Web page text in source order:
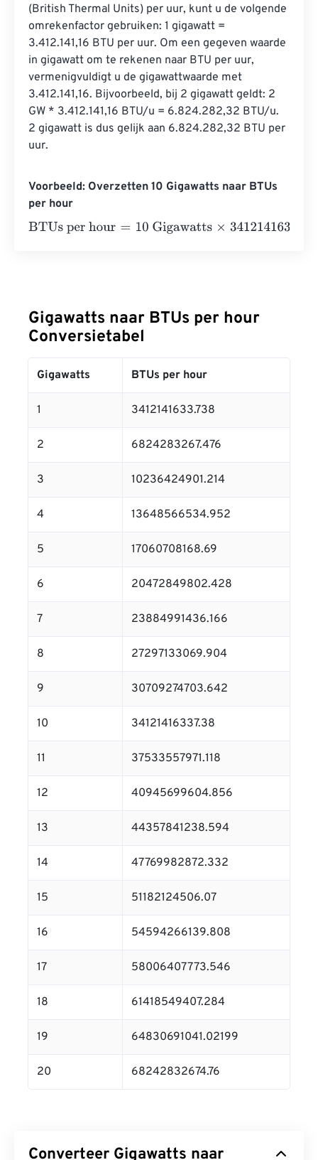
(British Thermal Units) per uur, kunt u de volgende
omrekenfactor gebruiken: 1 gigawatt =
3.412.141,16 BTU per uur. Om een ​​gegeven waarde
in gigawatt om te rekenen naar BTU per uur,
vermenigvuldigt u de gigawattwaarde met
3.412.141,16. Bijvoorbeeld, bij 2 gigawatt geldt: 2
GW * 3.412.141,16 BTU/u = 6.824.282,32 BTU/u.
2 gigawatt is dus gelijk aan 6.824.282,32 BTU per
uur.
Voorbeeld: Overzetten 10 Gigawatts naar BTUs
per hour
BTUs per hour=10 Gigawatts×3412141633.738=
Gigawatts naar BTUs per hour
Conversietabel
Gigawatts BTUs per hour
1 3412141633.738
2 6824283267.476
3 10236424901.214
4 13648566534.952
5 17060708168.69
6 20472849802.428
7 23884991436.166
8 27297133069.904
9 30709274703.642
10 34121416337.38
11 37533557971.118
12 40945699604.856
13 44357841238.594
14 47769982872.332
15 51182124506.07
16 54594266139.808
17 58006407773.546
18 61418549407.284
19 64830691041.02199
20 68242832674.76
Converteer Gigawatts naar